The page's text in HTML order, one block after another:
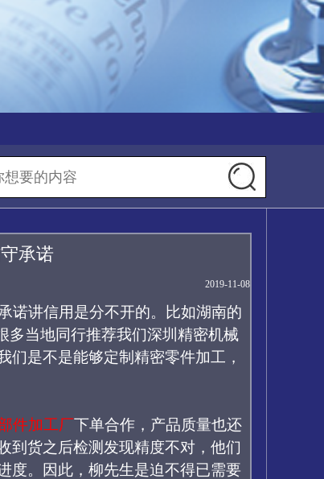
承诺
2019-11-08
诺讲信用是分不开的。比如湖南的
多当地同行推荐我们深圳精密机械
们是不是能够定制 精密零件加工 ，
件加工厂下单合作，产品质量也还
到货之后检测发现精度不对，他们
度。因此，柳先生是迫不得已需要